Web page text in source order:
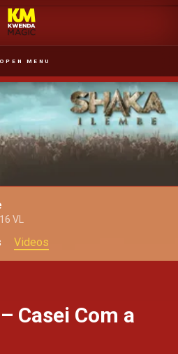
OPEN MENU
16 VL
Videos
Casei Com a